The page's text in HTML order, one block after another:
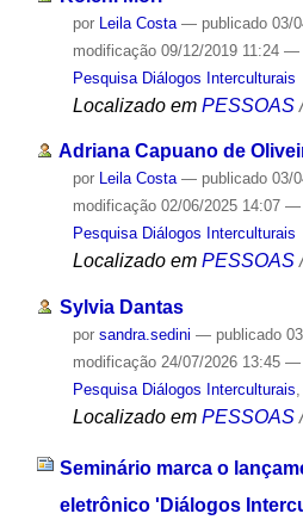
por Leila Costa — publicado03/
modificação09/12/2019 11:24 —
Pesquisa Diálogos Interculturais
Localizado em PESSOAS
Adriana Capuano de
por Leila Costa — publicado03/
modificação02/06/2025 14:07 —
Pesquisa Diálogos Interculturais
Localizado em PESSOAS
Sylvia Dantas
por sandra.sedini — publicado
modificação24/07/2026 13:45 —
Pesquisa Diálogos Interculturais,
Localizado em PESSOAS
Seminário marca o
eletrônico 'Diálogos